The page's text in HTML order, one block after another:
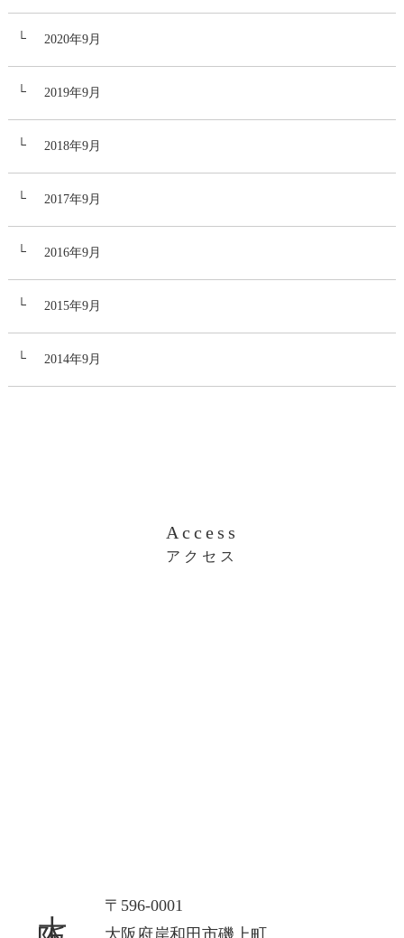
2020年9月
2019年9月
2018年9月
2017年9月
2016年9月
2015年9月
2014年9月
Access
アクセス
大阪本社
〒596-0001
大阪府岸和田市磯上町